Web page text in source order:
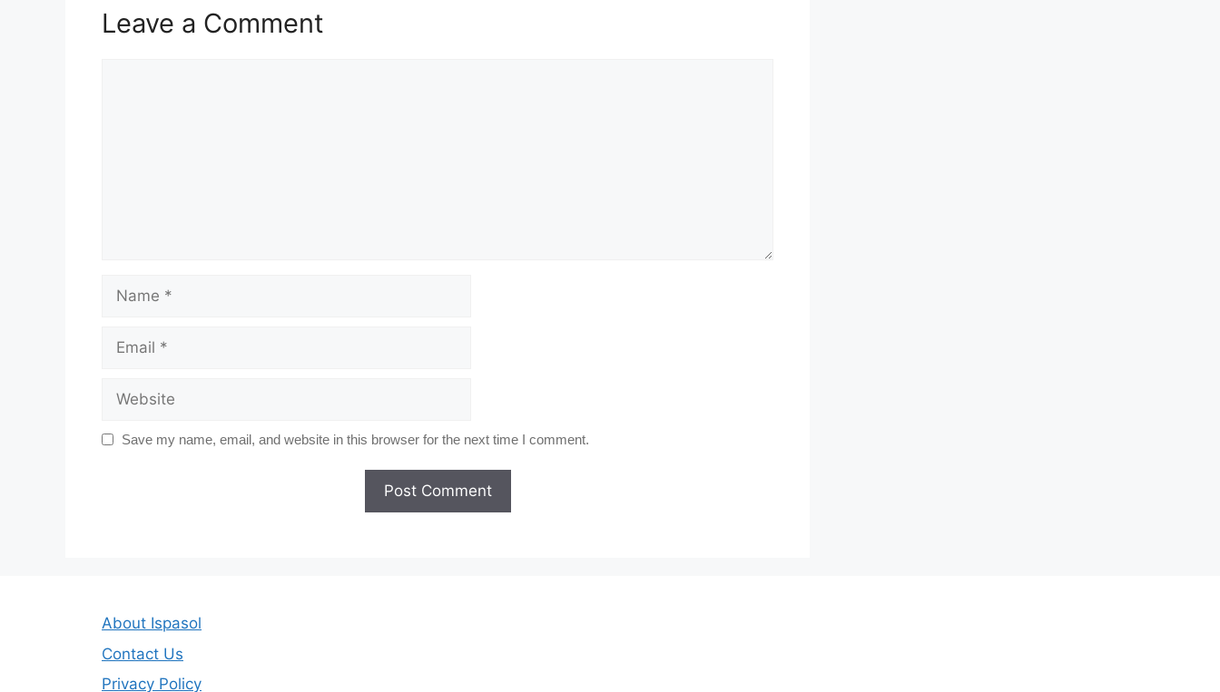
Leave a Comment
Save my name, email, and website in this browser for the next time I comment.
About Ispasol
Contact Us
Privacy Policy